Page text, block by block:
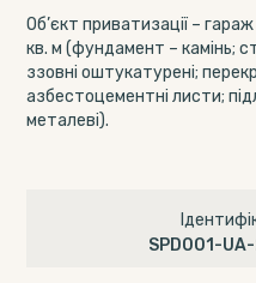
Об’єкт приватизації –
кв. м (фундамент – камінь;
ззовні оштукатурені;
азбестоцементні листи;
металеві).
SPD001-